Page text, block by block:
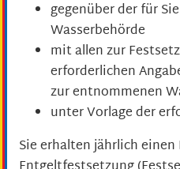
gegenüber der für
Wasserbehörde
mit allen zur
erforderlichen
zur entnommenen
unter Vorlage der
Sie erhalten jährlich